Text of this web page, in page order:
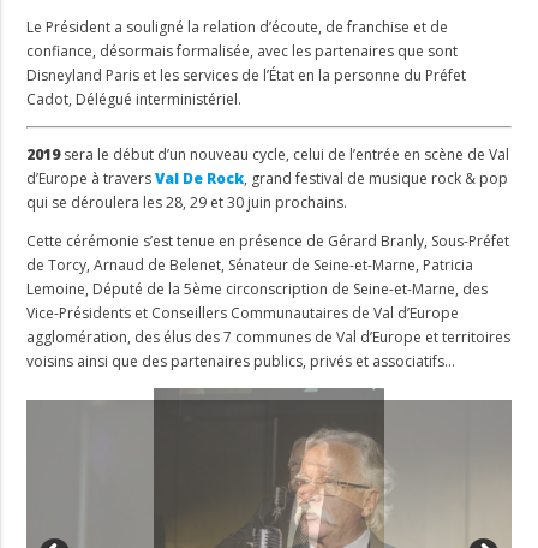
Le Président a souligné la relation d’écoute, de franchise et de
confiance, désormais formalisée, avec les partenaires que sont
Disneyland Paris et les services de l’État en la personne du Préfet
Cadot, Délégué interministériel.
2019sera le début d’un nouveau cycle, celui de l’entrée en scène de Val
d’Europe à travers Val De Rock, grand festival de musique rock & pop
qui se déroulera les 28, 29 et 30 juin prochains.
Cette cérémonie s’est tenue en présence de Gérard Branly, Sous-Préfet
de Torcy, Arnaud de Belenet, Sénateur de Seine-et-Marne, Patricia
Lemoine, Député de la 5ème circonscription de Seine-et-Marne, des
Vice-Présidents et Conseillers Communautaires de Val d’Europe
agglomération, des élus des 7 communes de Val d’Europe et territoires
voisins ainsi que des partenaires publics, privés et associatifs…